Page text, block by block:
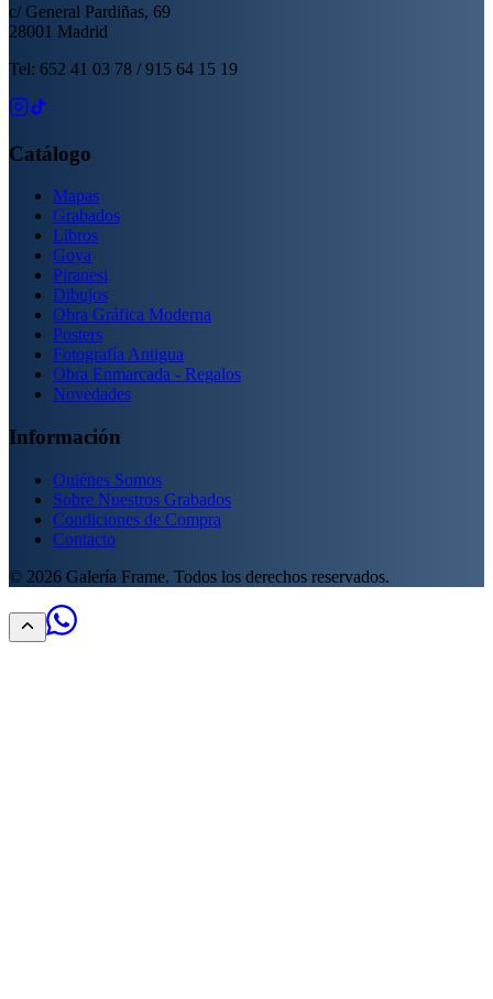
c/ General Pardiñas, 69
28001 Madrid
Tel: 652 41 03 78 / 915 64 15 19
Catálogo
Mapas
Grabados
Libros
Goya
Piranesi
Dibujos
Obra Gráfica Moderna
Posters
Fotografía Antigua
Obra Enmarcada - Regalos
Novedades
Información
Quiénes Somos
Sobre Nuestros Grabados
Condiciones de Compra
Contacto
© 2026 Galería Frame. Todos los derechos reservados.